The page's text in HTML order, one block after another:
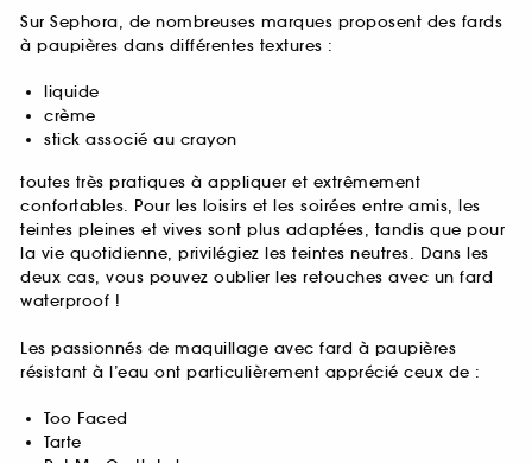
Sur Sephora, de nombreuses marques proposent des fards
à paupières dans différentes textures :
liquide
crème
stick associé au crayon
toutes très pratiques à appliquer et extrêmement
confortables. Pour les loisirs et les soirées entre amis, les
teintes pleines et vives sont plus adaptées, tandis que pour
la vie quotidienne, privilégiez les teintes neutres. Dans les
deux cas, vous pouvez oublier les retouches avec un fard
waterproof !
Les passionnés de maquillage avec fard à paupières
résistant à l’eau ont particulièrement apprécié ceux de :
Too Faced
Tarte